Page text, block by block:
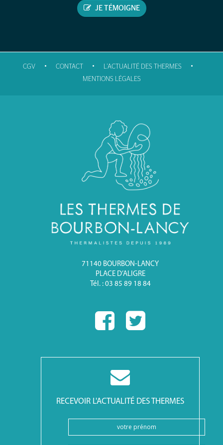
JE TÉMOIGNE
CGV • CONTACT • L'ACTUALITÉ DES THERMES •
MENTIONS LÉGALES
71140 BOURBON-LANCY
PLACE D’ALIGRE
Tél. : 03 85 89 18 84
RECEVOIR L'ACTUALITÉ DES THERMES